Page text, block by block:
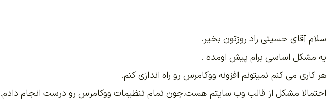
سلام آقای حسینی راد روزتون بخیر.
یه مشکل اساسی برام پیش اومده .
هر کاری می کنم نمیتونم افزونه ووکامرس رو راه اندازی کنم.
احتمالا مشکل از قالب وب سایتم هست.چون تمام تنظیمات ووکامرس رو درست انجام دادم.